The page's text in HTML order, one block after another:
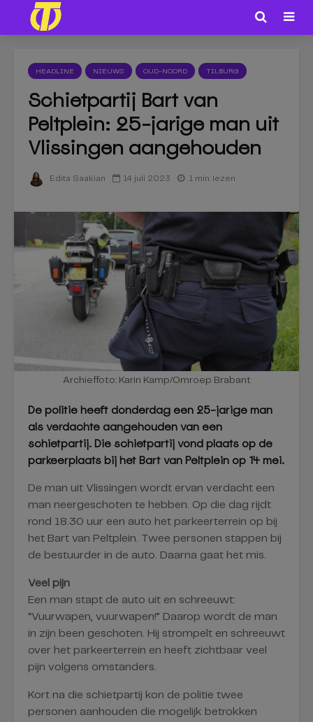
HEADLINE NIEUWS OUD-NOORD TILBURG
Schietpartij Bart van
Peltplein: 25-jarige man uit
Vlissingen aangehouden
Edita Saakian 14 juli 2023 1 min. lezen
Archieffoto: Karin Kamp/Omroep Brabant
De politie heeft donderdag een 25-jarige man
als verdachte aangehouden van een
schietpartij. Die schietpartij vond plaats op de
parkeerplaats bij het Bart van Peltplein op 14 mei.
De man uit Vlissingen wordt ervan verdacht een
man neergeschoten te hebben. Op die dag rijdt
rond 18.30 uur een auto het parkeerterrein op bij
het Bart van Peltplein. Twee personen stappen bij
de bestuurder in de auto. Daarna gaat het mis.
Veel pijn
Een man stapt de auto uit en schreeuwt:
“Vuurwapen, vuurwapen!” Daarop wordt de man
in zijn been geschoten. Hij strompelt en schreeuwt
over het parkeerterrein en heeft zichtbaar veel
pijn volgens omstanders.
Kort na die schietpartij kon de politie twee
personen aanhouden die mogelijk betrokken